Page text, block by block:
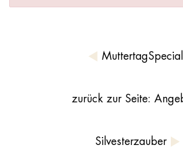
MuttertagSpecial
zurück zur Seite:
Silvesterzauber